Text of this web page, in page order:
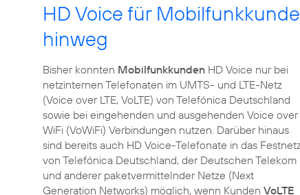
HD Voice für
hinweg
Bisher konnten Mobilfunkkunden HD Voice nur bei
netzinternen Telefonaten im UMTS- und LTE-Netz
(Voice over LTE, VoLTE) von Telefónica Deutschland
sowie bei eingehenden und ausgehenden Voice over
WiFi (VoWiFi) Verbindungen nutzen. Darüber hinaus
sind bereits auch HD Voice-Telefonate in das
von Telefónica Deutschland, der Deutschen Telekom
und anderer paketvermittelnder Netze (Next
Generation Networks) möglich, wenn Kunden VoLTE